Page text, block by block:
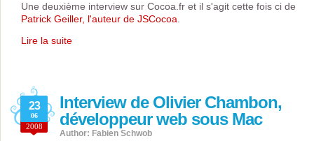
Une deuxième interview sur Cocoa.fr et il s'agit cette fois ci de
Patrick Geiller, l'auteur de JSCocoa
Lire la suite
Interview de Olivier Chambon,
développeur web sous Mac
23
06
2008
Author: Fabien Schwob